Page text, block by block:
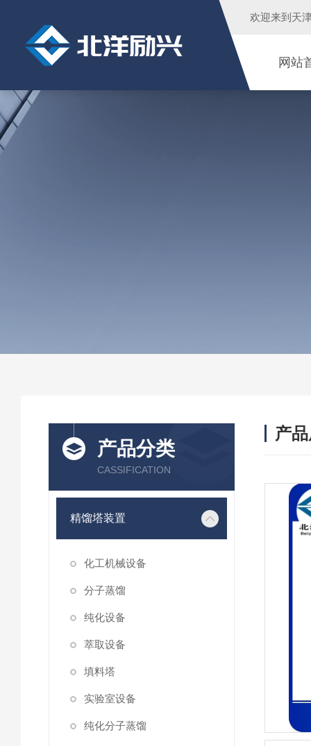
欢迎来到 天
网站
产品分类
CASSIFICATION
精馏塔装置
化工机械设备
分子蒸馏
纯化设备
萃取设备
填料塔
实验室设备
纯化分子蒸馏
产